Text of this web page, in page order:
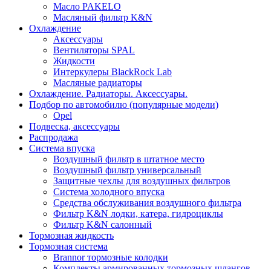
Масло PAKELO
Масляный фильтр K&N
Охлаждение
Аксессуары
Вентиляторы SPAL
Жидкости
Интеркулеры BlackRock Lab
Масляные радиаторы
Охлаждение. Радиаторы. Аксессуары.
Подбор по автомобилю (популярные модели)
Opel
Подвеска, аксессуары
Распродажа
Система впуска
Воздушный фильтр в штатное место
Воздушный фильтр универсальный
Защитные чехлы для воздушных фильтров
Система холодного впуска
Средства обслуживания воздушного фильтра
Фильтр K&N лодки, катера, гидроциклы
Фильтр K&N салонный
Тормозная жидкость
Тормозная система
Brannor тормозные колодки